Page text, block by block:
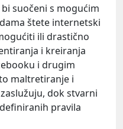
suočeni s mogućim
štete internetski
ili drastično
i kreiranja
i drugim
maltretiranje i
dok stvarni
pravila